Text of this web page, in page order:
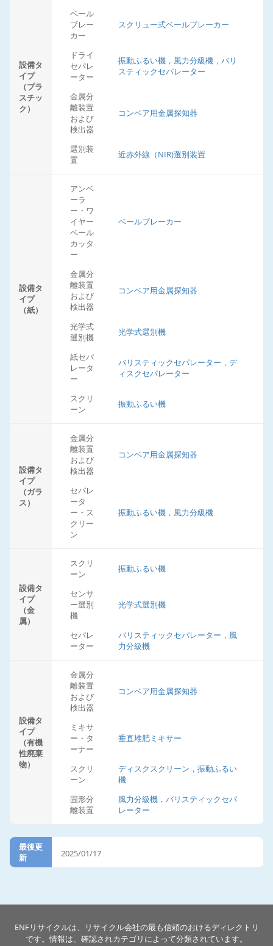
設備タ
イプ
（プラ
スチッ
ク）
ベール
ブレー
カー
スクリュー式ベールブレーカー
ドライ
セパレ
ーター
振動ふるい機，風力分級機，バリ
スティックセパレーター
金属分
離装置
および
検出器
コンベア用金属探知器
選別装
置
近赤外線（NIR)選別装置
設備タ
イプ
（紙）
アンベ
ーラ
ー・ワ
イヤー
ベール
カッタ
ー
ベールブレーカー
金属分
離装置
および
検出器
コンベア用金属探知器
光学式
選別機
光学式選別機
紙セパ
レータ
ー
バリスティックセパレーター，デ
ィスクセパレーター
スクリ
ーン
振動ふるい機
設備タ
イプ
（ガラ
ス）
金属分
離装置
および
検出器
コンベア用金属探知器
セパレ
ータ
ー・ス
クリー
ン
振動ふるい機，風力分級機
設備タ
イプ
（金
属）
スクリ
ーン
振動ふるい機
センサ
ー選別
機
光学式選別機
セパレ
ーター
バリスティックセパレーター，風
力分級機
設備タ
イプ
（有機
性廃棄
物）
金属分
離装置
および
検出器
コンベア用金属探知器
ミキサ
ー・タ
ーナー
垂直堆肥ミキサー
スクリ
ーン
ディスクスクリーン，振動ふるい
機
固形分
離装置
風力分級機，バリスティックセパ
レーター
最後更
新
2025/01/17
ENFリサイクルは、リサイクル会社の最も信頼のおけるディレクトリ
です。情報は、確認されカテゴリによって分類されています。